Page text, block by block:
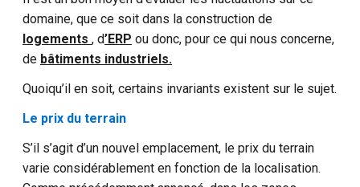
domaine, que ce soit dans la construction de
logements , d’ERP ou donc, pour ce qui nous concerne,
de bâtiments industriels.
Quoiqu’il en soit, certains invariants existent sur le sujet.
Le prix du terrain
S’il s’agit d’un nouvel emplacement, le prix du terrain
varie considérablement en fonction de la localisation.